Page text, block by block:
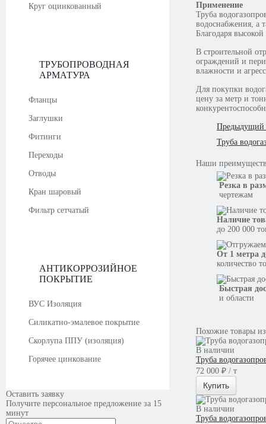
Круг оцинкованный
ТРУБОПРОВОДНАЯ
АРМАТУРА
Фланцы
Заглушки
Фитинги
Переходы
Отводы
Кран шаровый
Фильтр сетчатый
АНТИКОРРОЗИЙНОЕ
ПОКРЫТИЕ
ВУС Изоляция
Силикатно-эмалевое покрытие
Скорлупа ППУ (изоляция)
Горячее цинкование
Оставить заявку
Получите персональное предложение за 15
минут
Применение
Труба
водоснабжения, а
Благодаря
В строительной
ограждений и
влажности и
Для покупки
цену за метр и
Предыдущий
Труба
Наши
Резка в
чертежам
Наличие
до 200 000
От 1 метра
количество
Быстрая
и области
Похожие товары
В наличии
Труба
72 000 ₽ / т
Купить
В наличии
Труба